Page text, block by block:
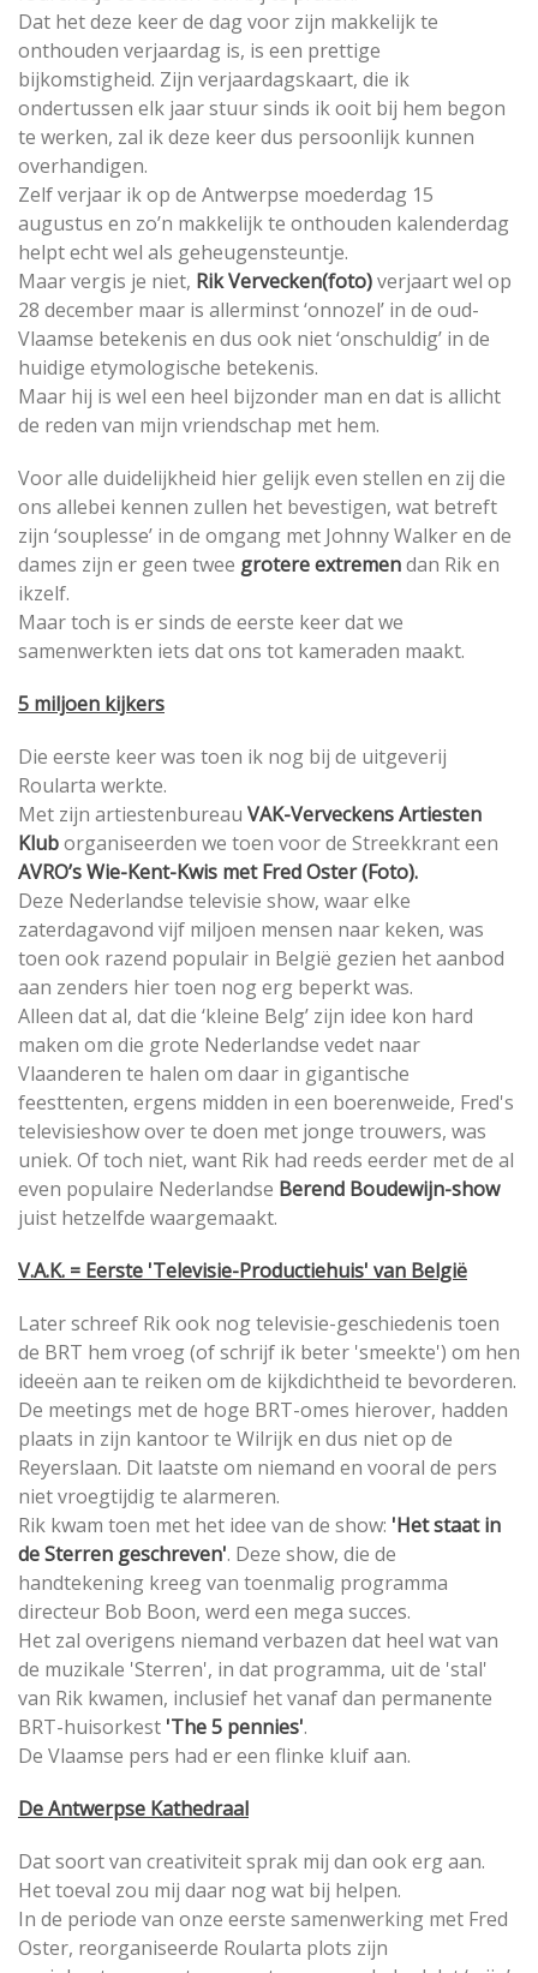
Dat het deze keer de dag voor zijn makkelijk te
onthouden verjaardag is, is een prettige
bijkomstigheid. Zijn verjaardagskaart, die ik
ondertussen elk jaar stuur sinds ik ooit bij hem begon
te werken, zal ik deze keer dus persoonlijk kunnen
overhandigen.
Zelf verjaar ik op de Antwerpse moederdag 15
augustus en zo’n makkelijk te onthouden kalenderdag
helpt echt wel als geheugensteuntje.
Maar vergis je niet, Rik Vervecken(foto)verjaart wel op
28 december maar is allerminst ‘onnozel’ in de oud-
Vlaamse betekenis en dus ook niet ‘onschuldig’ in de
huidige etymologische betekenis.
Maar hij is wel een heel bijzonder man en dat is allicht
de reden van mijn vriendschap met hem.
Voor alle duidelijkheid hier gelijk even stellen en zij die
ons allebei kennen zullen het bevestigen, wat betreft
zijn ‘souplesse’ in de omgang met Johnny Walker en de
dames zijn er geen twee grotere extremendan Rik en
ikzelf.
Maar toch is er sinds de eerste keer dat we
samenwerkten iets dat ons tot kameraden maakt.
5 miljoen kijkers
Die eerste keer was toen ik nog bij de uitgeverij
Roularta werkte.
Met zijn artiestenbureau VAK-Verveckens Artiesten
Kluborganiseerden we toen voor de Streekkrant een
AVRO’s Wie-Kent-Kwis met Fred Oster (Foto).
Deze Nederlandse televisie show, waar elke
zaterdagavond vijf miljoen mensen naar keken, was
toen ook razend populair in België gezien het aanbod
aan zenders hier toen nog erg beperkt was.
Alleen dat al, dat die ‘kleine Belg’ zijn idee kon hard
maken om die grote Nederlandse vedet naar
Vlaanderen te halen om daar in gigantische
feesttenten, ergens midden in een boerenweide, Fred's
televisieshow over te doen met jonge trouwers, was
uniek. Of toch niet, want Rik had reeds eerder met de al
even populaire Nederlandse Berend Boudewijn-show
juist hetzelfde waargemaakt.
V.A.K. = Eerste 'Televisie-Productiehuis' van België
Later schreef Rik ook nog televisie-geschiedenis toen
de BRT hem vroeg (of schrijf ik beter 'smeekte') om hen
ideeën aan te reiken om de kijkdichtheid te bevorderen.
De meetings met de hoge BRT-omes hierover, hadden
plaats in zijn kantoor te Wilrijk en dus niet op de
Reyerslaan. Dit laatste om niemand en vooral de pers
niet vroegtijdig te alarmeren.
Rik kwam toen met het idee van de show: 'Het staat in
de Sterren geschreven'. Deze show, die de
handtekening kreeg van toenmalig programma
directeur Bob Boon, werd een mega succes.
Het zal overigens niemand verbazen dat heel wat van
de muzikale 'Sterren', in dat programma, uit de 'stal'
van Rik kwamen, inclusief het vanaf dan permanente
BRT-huisorkest 'The 5 pennies'.
De Vlaamse pers had er een flinke kluif aan.
De Antwerpse Kathedraal
Dat soort van creativiteit sprak mij dan ook erg aan.
Het toeval zou mij daar nog wat bij helpen.
In de periode van onze eerste samenwerking met Fred
Oster, reorganiseerde Roularta plots zijn